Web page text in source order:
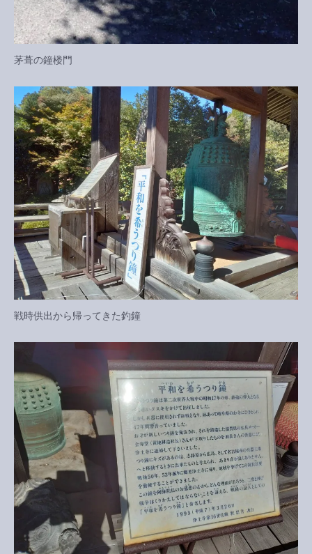
茅葺の鐘楼門
戦時供出から帰ってきた釣鐘